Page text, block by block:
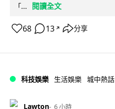
「...
閱讀全文
68 13 ↗ 分享
科技娛樂 生活娛樂 城中熱話
Lawton 6 小時